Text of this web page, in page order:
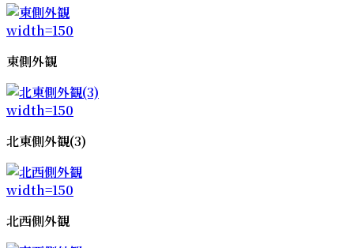
東側外観
北東側外観(3)
北西側外観